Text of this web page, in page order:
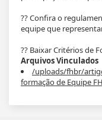
?? Confira o
equipe que
?? Baixar Critérios de
Arquivos Vinculados
/uploads/fhbr/
formação de Equipe